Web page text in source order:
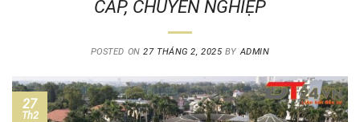
CẤP, CHUYÊN NGHIỆP
POSTED ON27 THÁNG 2, 2025 BY ADMIN
27
Th2